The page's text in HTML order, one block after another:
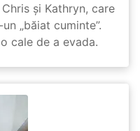
și Kathryn, care
„băiat cuminte”.
cale de a evada.